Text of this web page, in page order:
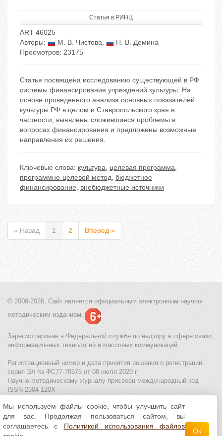
Статья в РИНЦ
ART 46025
Авторы:
М. В. Чистова,
Н. В. Демина
Просмотров: 23175
Статья посвящена исследованию существующей в РФ
системы финансирования учреждений культуры. На
основе проведенного анализа основных показателей
культуры РФ в целом и Ставропольского края в
частности, выявлены сложившиеся проблемы в
вопросах финансирования и предложены возможные
направления их решения.
Ключевые слова: культура, целевая программа,
программно-целевой метод, бюджетное
финансирование, внебюджетные источники
« Назад 1 2 Вперед »
© 2008-2026, Сайт является официальным электронным научно-
методическим изданием.
Зарегистрирован в Федеральной службе по надзору в сфере связи,
информационных технологий и массовых коммуникаций.
Регистрационный номер и дата принятия решения о регистрации:
серия Эл № ФС77-78575 от 08 июля 2020 г
Научно-методическому журналу присвоен международный код
ISSN 2304-120X
МЦИТО|Школьные олимпиады и онлайн конкурсы для детей
Политика использования файлов cookie| Политика обработки и
защиты персональных данных
Мы используем файлы cookie, чтобы улучшить сайт
для вас. Продолжая пользоваться сайтом, вы
соглашаетесь с Политикой использования файлов
Ок